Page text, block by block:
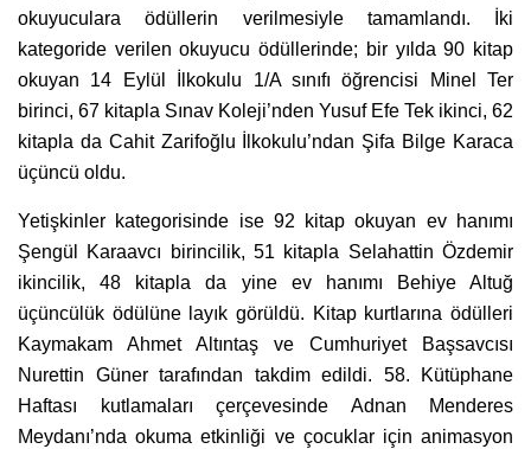
okuyuculara ödüllerin verilmesiyle tamamlandı. İki
kategoride verilen okuyucu ödüllerinde; bir yılda 90 kitap
okuyan 14 Eylül İlkokulu 1/A sınıfı öğrencisi Minel Ter
birinci, 67 kitapla Sınav Koleji’nden Yusuf Efe Tek ikinci, 62
kitapla da Cahit Zarifoğlu İlkokulu’ndan Şifa Bilge Karaca
üçüncü oldu.
Yetişkinler kategorisinde ise 92 kitap okuyan ev hanımı
Şengül Karaavcı birincilik, 51 kitapla Selahattin Özdemir
ikincilik, 48 kitapla da yine ev hanımı Behiye Altuğ
üçüncülük ödülüne layık görüldü. Kitap kurtlarına ödülleri
Kaymakam Ahmet Altıntaş ve Cumhuriyet Başsavcısı
Nurettin Güner tarafından takdim edildi. 58. Kütüphane
Haftası kutlamaları çerçevesinde Adnan Menderes
Meydanı’nda okuma etkinliği ve çocuklar için animasyon